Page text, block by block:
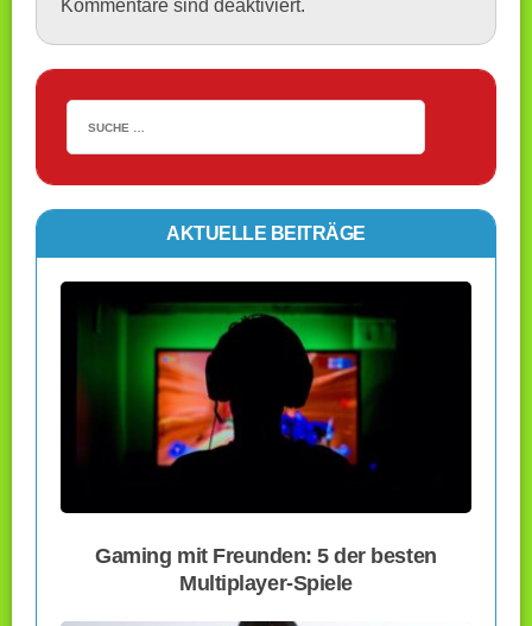
Kommentare sind deaktiviert.
AKTUELLE BEITRÄGE
Gaming mit Freunden: 5 der besten
Multiplayer-Spiele